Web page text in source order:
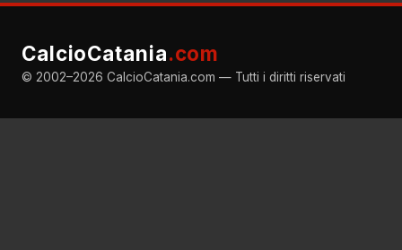
CalcioCatania.com
© 2002–2026 CalcioCatania.com — Tutti i diritti riservati